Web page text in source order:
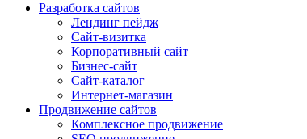
Разработка сайтов
Лендинг пейдж
Сайт-визитка
Корпоративный сайт
Бизнес-сайт
Сайт-каталог
Интернет-магазин
Продвижение сайтов
Комплексное продвижение